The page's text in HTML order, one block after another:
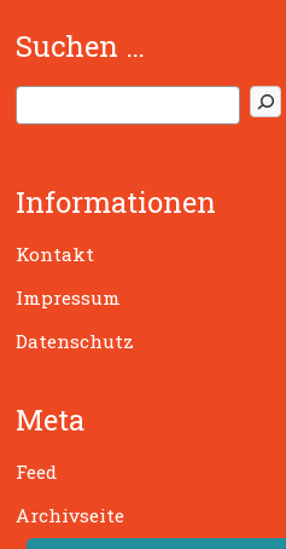
Suchen …
u
e
n
Informationen
Kontakt
Impressum
Datenschutz
Meta
Feed
Archivseite